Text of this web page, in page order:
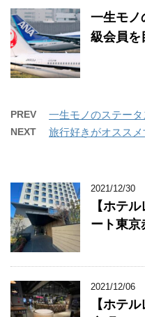
一生モノ
級会員を
PREV 一生モノのステー
NEXT 旅行好きがオスス
2021/12/30
【ホテ
ート東京
2021/12/06
【ホテ